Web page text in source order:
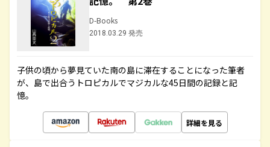
D-Books
2018.03.29 発売
子供の頃から夢見ていた南の島に滞在することになった筆者
が、島で出合うトロピカルでマジカルな45日間の記録と記
憶。
詳細を見る